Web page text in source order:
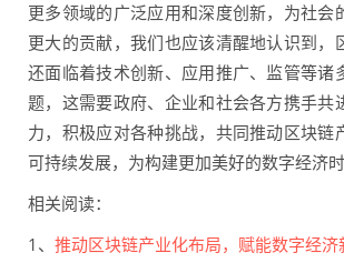
更多领域的广泛应用和深度创新，为社会
更大的贡献，我们也应该清醒地认识到，
还面临着技术创新、应用推广、监管等诸
题，这需要政府、企业和社会各方携手共
力，积极应对各种挑战，共同推动区块链
可持续发展，为构建更加美好的数字经济时
相关阅读：
1、 推动区块链产业化布局，赋能数字经济